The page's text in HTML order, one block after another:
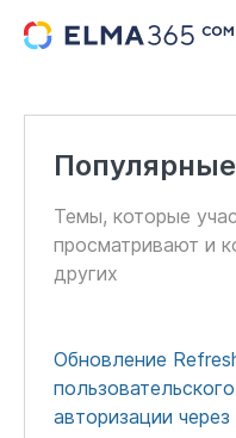
...
Темы, которые
просматривают и
других
Обновление
авторизации